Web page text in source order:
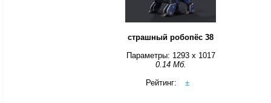
страшный робопёс 38
Параметры: 1293 x 1017
0.14 Мб.
Рейтинг:
±